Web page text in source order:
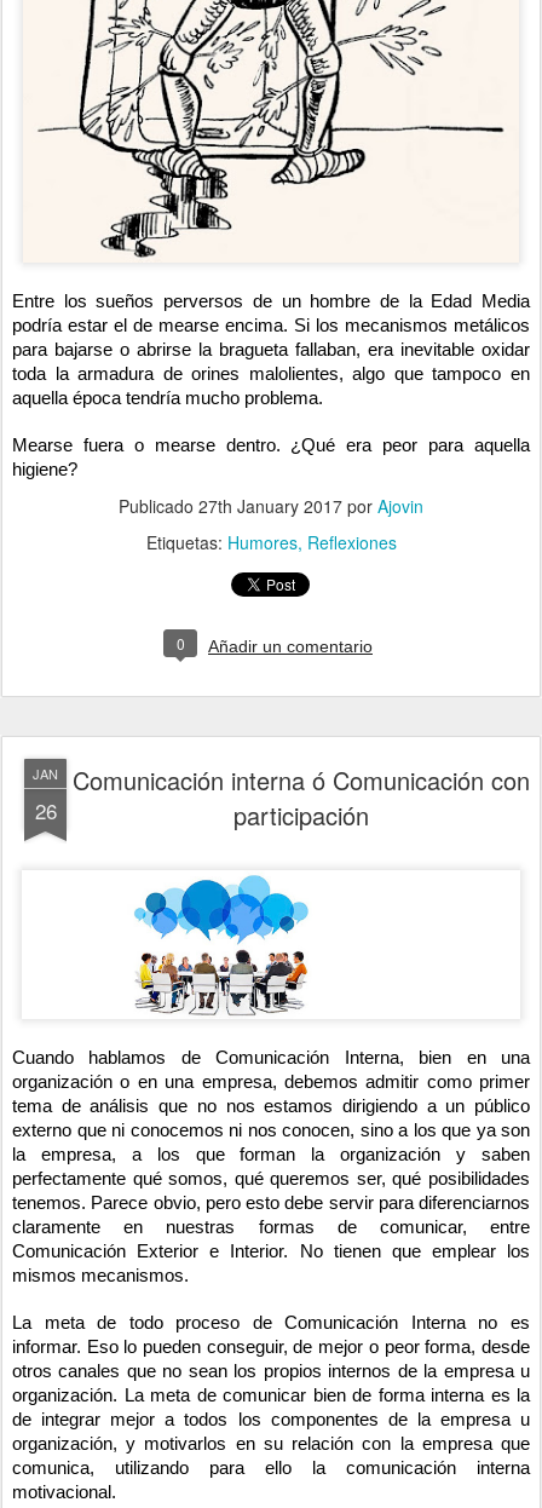
Entre los sueños perversos de un hombre de la Edad Media
podría estar el de mearse encima. Si los mecanismos metálicos
para bajarse o abrirse la bragueta fallaban, era inevitable oxidar
toda la armadura de orines malolientes, algo que tampoco en
aquella época tendría mucho problema.
Mearse fuera o mearse dentro. ¿Qué era peor para aquella
higiene?
Publicado 27th January 2017 por Ajovin
Etiquetas: Humores Reflexiones
0 Añadir un comentario
JAN
26
Comunicación interna ó Comunicación con
participación
Cuando hablamos de Comunicación Interna, bien en una
organización o en una empresa, debemos admitir como primer
tema de análisis que no nos estamos dirigiendo a un público
externo que ni conocemos ni nos conocen, sino a los que ya son
la empresa, a los que forman la organización y saben
perfectamente qué somos, qué queremos ser, qué posibilidades
tenemos. Parece obvio, pero esto debe servir para diferenciarnos
claramente en nuestras formas de comunicar, entre
Comunicación Exterior e Interior. No tienen que emplear los
mismos mecanismos.
La meta de todo proceso de Comunicación Interna no es
informar. Eso lo pueden conseguir, de mejor o peor forma, desde
otros canales que no sean los propios internos de la empresa u
organización. La meta de comunicar bien de forma interna es la
de integrar mejor a todos los componentes de la empresa u
organización, y motivarlos en su relación con la empresa que
comunica, utilizando para ello la comunicación interna
motivacional.